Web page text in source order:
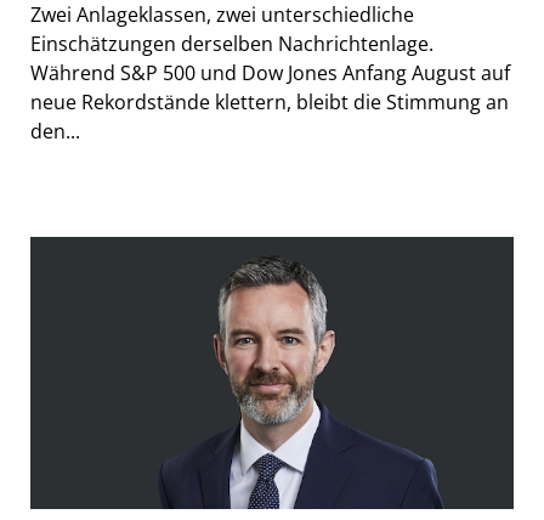
Zwei Anlageklassen, zwei unterschiedliche
Einschätzungen derselben Nachrichtenlage.
Während S&P 500 und Dow Jones Anfang August auf
neue Rekordstände klettern, bleibt die Stimmung an
den...